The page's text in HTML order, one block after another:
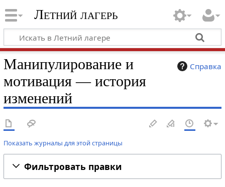
Летний лагерь
Справка
Манипулирование и
мотивация — история
изменений
Показать журналы для этой страницы
Фильтровать правки